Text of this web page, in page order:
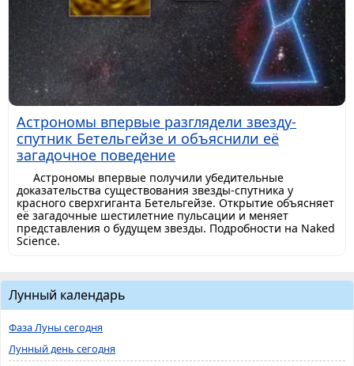
Астрономы впервые разглядели звезду-
спутник Бетельгейзе и объяснили её
загадочное поведение
Астрономы впервые получили убедительные
доказательства существования звезды-спутника у
красного сверхгиганта Бетельгейзе. Открытие объясняет
её загадочные шестилетние пульсации и меняет
представления о будущем звезды. Подробности на Naked
Science.
Лунный календарь
Фаза Луны сегодня
Лунный день сегодня